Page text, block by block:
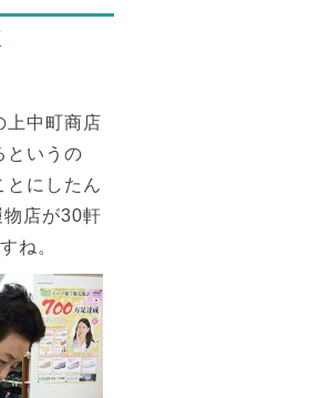
上中町商店
というの
とにしたん
店が30軒
ね。